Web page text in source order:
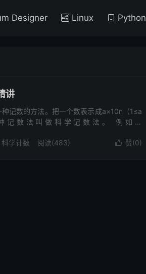
Designer Linux Python
讲
记数的方法。把一个数表示成a×10n（1≤a
记数法叫做科学记数法。 例如：
 赞(0)
科学计数 阅读(483)